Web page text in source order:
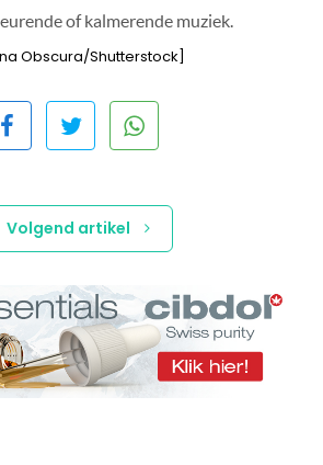
of kalmerende muziek.
Obscura/Shutterstock]
Volgend artikel